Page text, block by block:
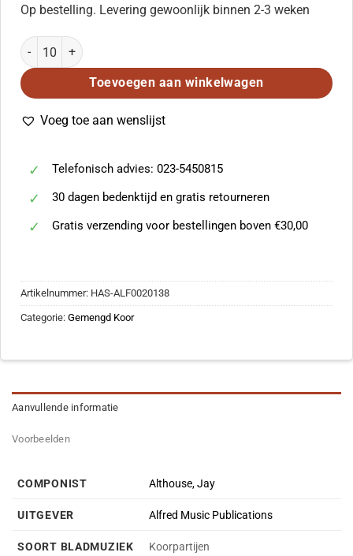
Op bestelling. Levering gewoonlijk binnen 2-3 weken
Bethlehem Hallelu (SATB) aantal
Toevoegen aan winkelwagen
Voeg toe aan wenslijst
Telefonisch advies: 023-5450815
30 dagen bedenktijd en gratis retourneren
Gratis verzending voor bestellingen boven €30,00
Artikelnummer: HAS-ALF0020138
Categorie: Gemengd Koor
Aanvullende informatie
Voorbeelden
COMPONIST Althouse, Jay
UITGEVER Alfred Music Publications
SOORT BLADMUZIEK Koorpartijen